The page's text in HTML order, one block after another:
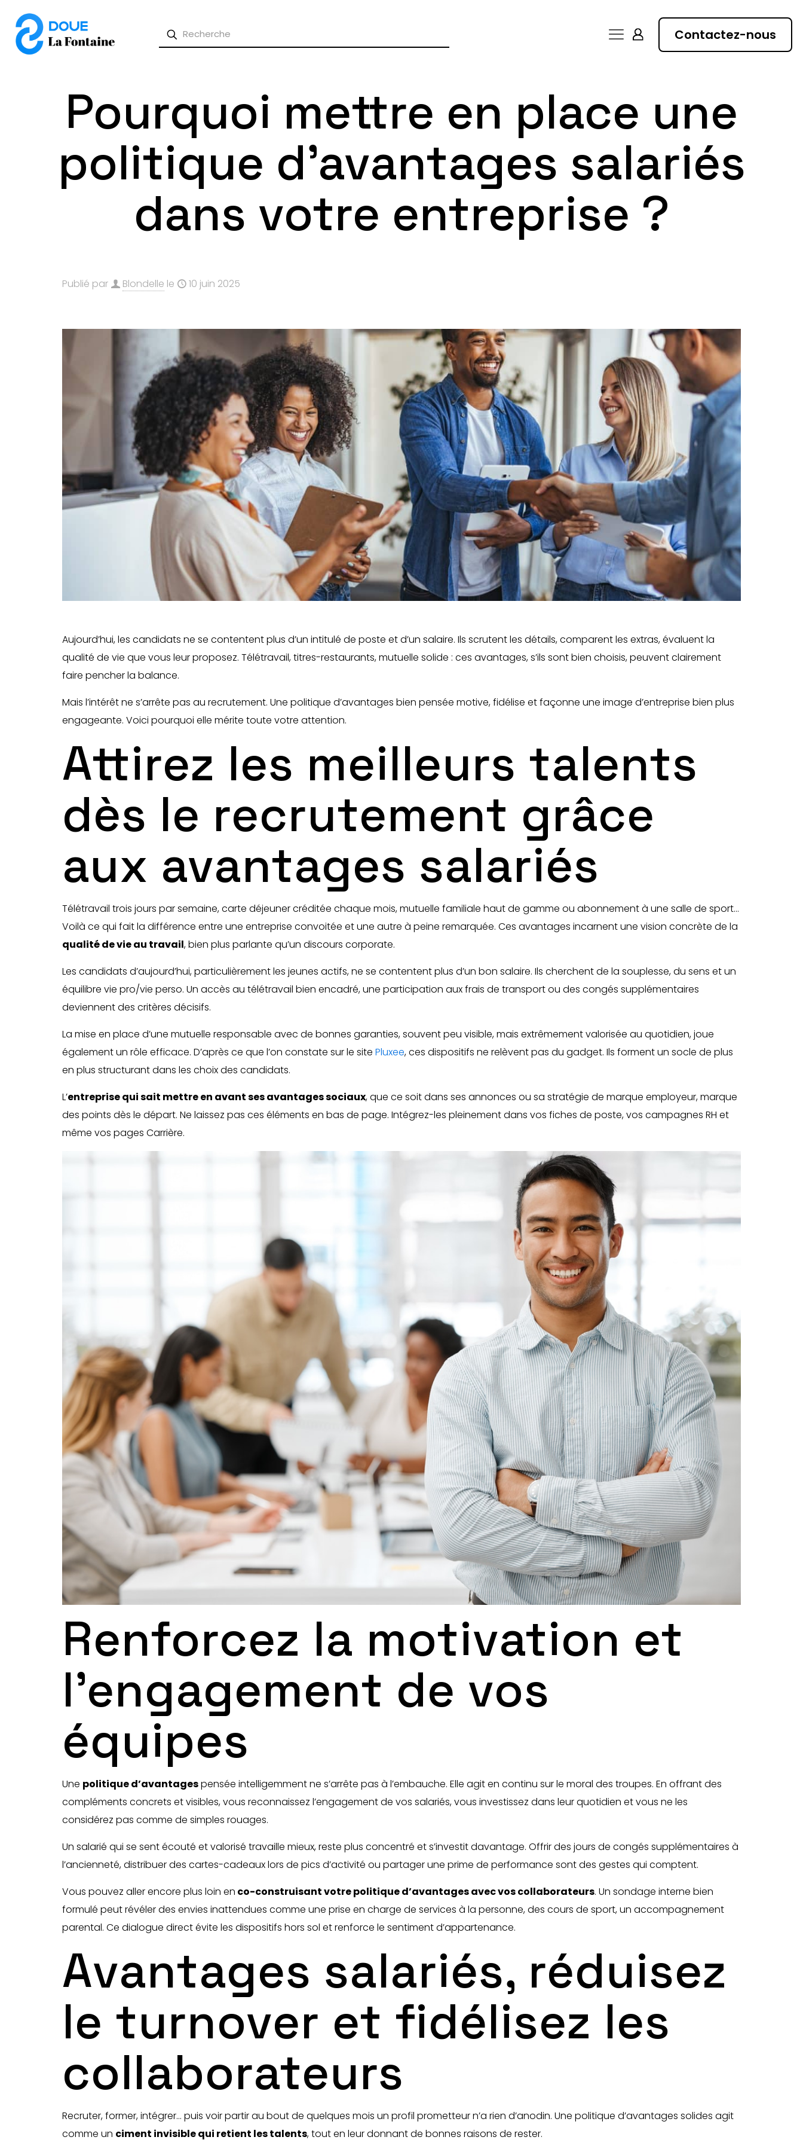
Contactez-nous
Pourquoi mettre en place une
politique d’avantages salariés
dans votre entreprise ?
Publié par Blondelle le 10 juin 2025
Aujourd’hui, les candidats ne se contentent plus d’un intitulé de poste et d’un salaire. Ils scrutent les détails, comparent les extras, évaluent la
qualité de vie que vous leur proposez. Télétravail, titres-restaurants, mutuelle solide : ces avantages, s’ils sont bien choisis, peuvent clairement
faire pencher la balance.
Mais l’intérêt ne s’arrête pas au recrutement. Une politique d’avantages bien pensée motive, fidélise et façonne une image d’entreprise bien plus
engageante. Voici pourquoi elle mérite toute votre attention.
Attirez les meilleurs talents
dès le recrutement grâce
aux avantages salariés
Télétravail trois jours par semaine, carte déjeuner créditée chaque mois, mutuelle familiale haut de gamme ou abonnement à une salle de sport…
Voilà ce qui fait la différence entre une entreprise convoitée et une autre à peine remarquée. Ces avantages incarnent une vision concrète de la
qualité de vie au travail, bien plus parlante qu’un discours corporate.
Les candidats d’aujourd’hui, particulièrement les jeunes actifs, ne se contentent plus d’un bon salaire. Ils cherchent de la souplesse, du sens et un
équilibre vie pro/vie perso. Un accès au télétravail bien encadré, une participation aux frais de transport ou des congés supplémentaires
deviennent des critères décisifs.
La mise en place d’une mutuelle responsable avec de bonnes garanties, souvent peu visible, mais extrêmement valorisée au quotidien, joue
également un rôle efficace. D’après ce que l’on constate sur le site Pluxee, ces dispositifs ne relèvent pas du gadget. Ils forment un socle de plus
en plus structurant dans les choix des candidats.
L’entreprise qui sait mettre en avant ses avantages sociaux, que ce soit dans ses annonces ou sa stratégie de marque employeur, marque
des points dès le départ. Ne laissez pas ces éléments en bas de page. Intégrez-les pleinement dans vos fiches de poste, vos campagnes RH et
même vos pages Carrière.
Renforcez la motivation et
l’engagement de vos
équipes
Une politique d’avantagespensée intelligemment ne s’arrête pas à l’embauche. Elle agit en continu sur le moral des troupes. En offrant des
compléments concrets et visibles, vous reconnaissez l’engagement de vos salariés, vous investissez dans leur quotidien et vous ne les
considérez pas comme de simples rouages.
Un salarié qui se sent écouté et valorisé travaille mieux, reste plus concentré et s’investit davantage. Offrir des jours de congés supplémentaires à
l’ancienneté, distribuer des cartes-cadeaux lors de pics d’activité ou partager une prime de performance sont des gestes qui comptent.
Vous pouvez aller encore plus loin en co-construisant votre politique d’avantages avec vos collaborateurs. Un sondage interne bien
formulé peut révéler des envies inattendues comme une prise en charge de services à la personne, des cours de sport, un accompagnement
parental. Ce dialogue direct évite les dispositifs hors sol et renforce le sentiment d’appartenance.
Avantages salariés, réduisez
le turnover et fidélisez les
collaborateurs
Recruter, former, intégrer… puis voir partir au bout de quelques mois un profil prometteur n’a rien d’anodin. Une politique d’avantages solides agit
comme un ciment invisible qui retient les talents, tout en leur donnant de bonnes raisons de rester.